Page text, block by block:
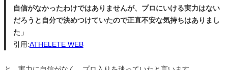
自信がなかったわけではありませんが、プロにいける実力はない
だろうと自分で決めつけていたので正直不安な気持ちはありまし
た」
引用:ATHELETE WEB